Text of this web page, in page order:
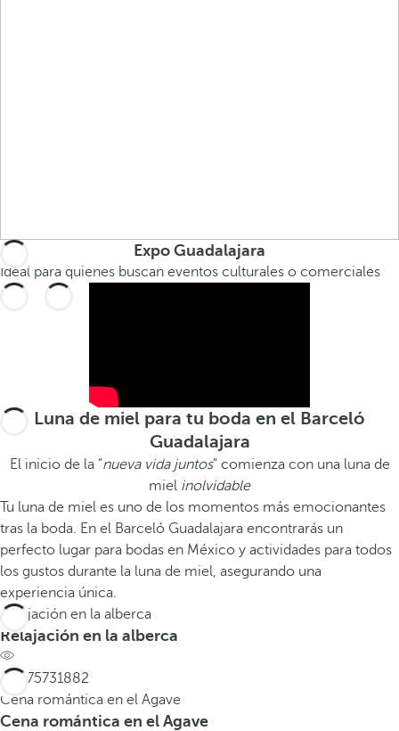
Expo Guadalajara
Ideal para quienes buscan eventos culturales o comerciales
Luna de miel para tu boda en el Barceló
Guadalajara
El inicio de la "nueva vida juntos" comienza con una luna de
miel inolvidable
Tu luna de miel es uno de los momentos más emocionantes
tras la boda. En el Barceló Guadalajara encontrarás un
perfecto lugar para bodas en México y actividades para todos
los gustos durante la luna de miel, asegurando una
experiencia única.
Relajación en la alberca
Relajación en la alberca
Cena romántica en el Agave
Cena romántica en el Agave